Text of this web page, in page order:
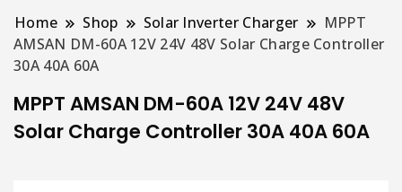
Home Shop Solar Inverter Charger
MPPT
AMSAN DM-60A 12V 24V 48V Solar Charge Controller
30A 40A 60A
MPPT AMSAN DM-60A 12V 24V 48V
Solar Charge Controller 30A 40A 60A